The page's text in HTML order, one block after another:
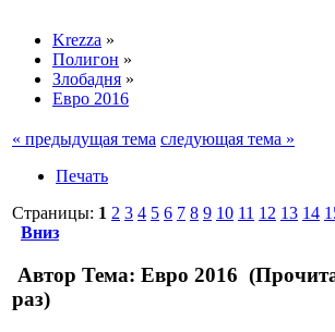
Krezza »
Полигон »
Злобадня »
Евро 2016
« предыдущая тема следующая тема »
Печать
Страницы: 1 2 3 4 5 6 7 8 9 10 11 12 13 14
Вниз
Автор Тема: Евро 2016
раз)